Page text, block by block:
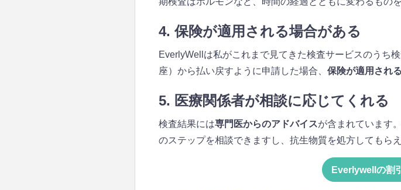
4. 保険が適用される場合がある
EverlyWellは私がこれまで見てきた検査サービスのうち
座）から払い戻すように申請した場合、 保険が適用され
5. 医療関係者が相談に応じてくれる
検査結果には専門医からのアドバイスが含まれています
のステップを相談できますし、抗生物質を処方してもら
Everlywellの割